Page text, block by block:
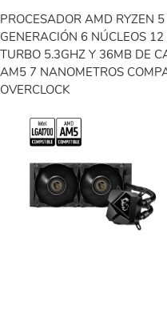
PROCESADOR AMD RYZEN
GENERACIÓN 6 NÚCLEOS
TURBO 5.3GHZ Y 36MB DE
AM5 7 NANOMETROS
OVERCLOCK